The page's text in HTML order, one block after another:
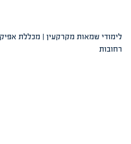
לימודי שמאות מקרקעין | מכללת
רחובות